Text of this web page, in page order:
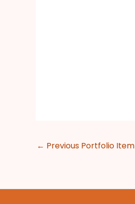
← Previous Portfolio Item